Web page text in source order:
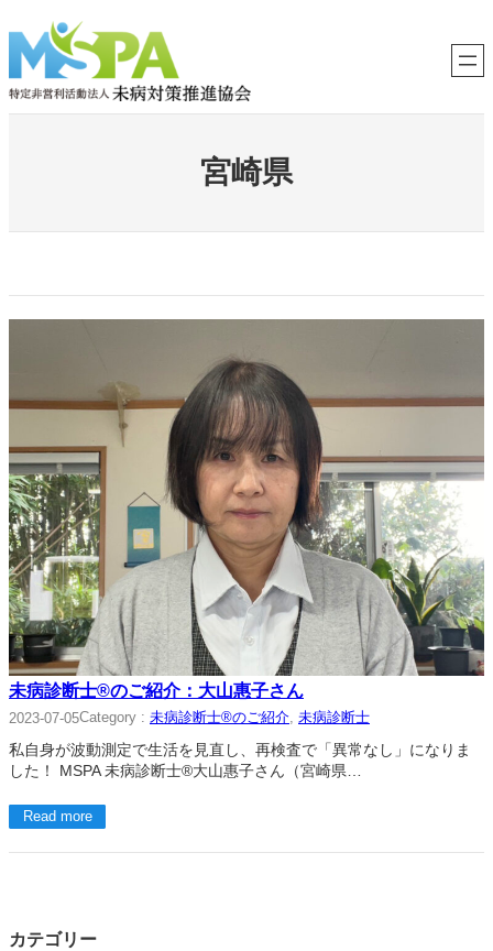
容
を
ス
キ
宮崎県
未病診断士®のご紹介：大山惠子さん
2023-07-05Category : 未病診断士®のご紹介, 未病診断士
私自身が波動測定で生活を見直し、再検査で「異常なし」になりま
した！ MSPA 未病診断士®大山惠子さん（宮崎県…
Read more
カテゴリー